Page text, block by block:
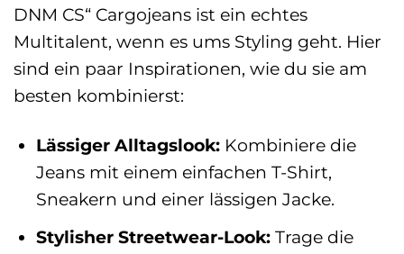
DNM CS“ Cargojeans ist ein echtes
Multitalent, wenn es ums Styling geht. Hier
sind ein paar Inspirationen, wie du sie am
besten kombinierst:
Lässiger Alltagslook:Kombiniere die
Jeans mit einem einfachen T-Shirt,
Sneakern und einer lässigen Jacke.
Stylisher Streetwear-Look:Trage die